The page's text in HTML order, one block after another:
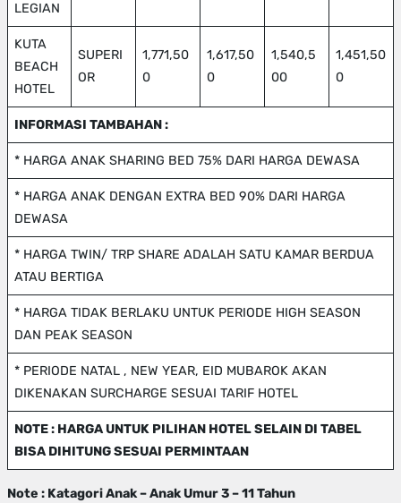
LEGIAN
KUTA
BEACH
HOTEL
SUPERI
OR
1,771,50
0
1,617,50
0
1,540,5
00
1,451,50
0
INFORMASI TAMBAHAN :
* HARGA ANAK SHARING BED 75% DARI HARGA DEWASA
* HARGA ANAK DENGAN EXTRA BED 90% DARI HARGA
DEWASA
* HARGA TWIN/ TRP SHARE ADALAH SATU KAMAR BERDUA
ATAU BERTIGA
* HARGA TIDAK BERLAKU UNTUK PERIODE HIGH SEASON
DAN PEAK SEASON
* PERIODE NATAL , NEW YEAR, EID MUBAROK AKAN
DIKENAKAN SURCHARGE SESUAI TARIF HOTEL
NOTE : HARGA UNTUK PILIHAN HOTEL SELAIN DI TABEL
BISA DIHITUNG SESUAI PERMINTAAN
Note : Katagori Anak – Anak Umur 3 – 11 Tahun